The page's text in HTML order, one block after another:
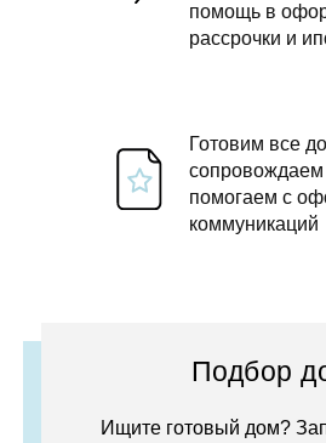
помощь в
рассрочки и
Готовим все
сопровождаем
помогаем с
коммуникаций
Подбор
Ищите готовый дом?